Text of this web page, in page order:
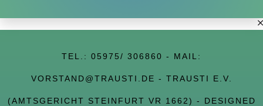
TEL.: 05975/ 306860 - MAIL:
VORSTAND@TRAUSTI.DE - TRAUSTI E.V.
(AMTSGERICHT STEINFURT VR 1662) - DESIGNED